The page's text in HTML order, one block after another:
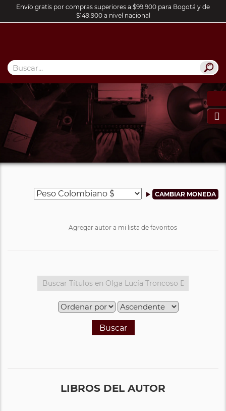
Envío gratis por compras superiores a $99.900 para Bogotá y de
$149.900 a nivel nacional

Agregar autor a mi lista de favoritos
Buscar
LIBROS DEL AUTOR